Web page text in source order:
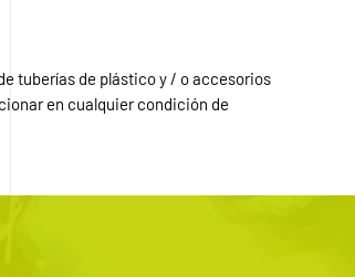
tuberías de plástico y / o accesorios
en cualquier condición de